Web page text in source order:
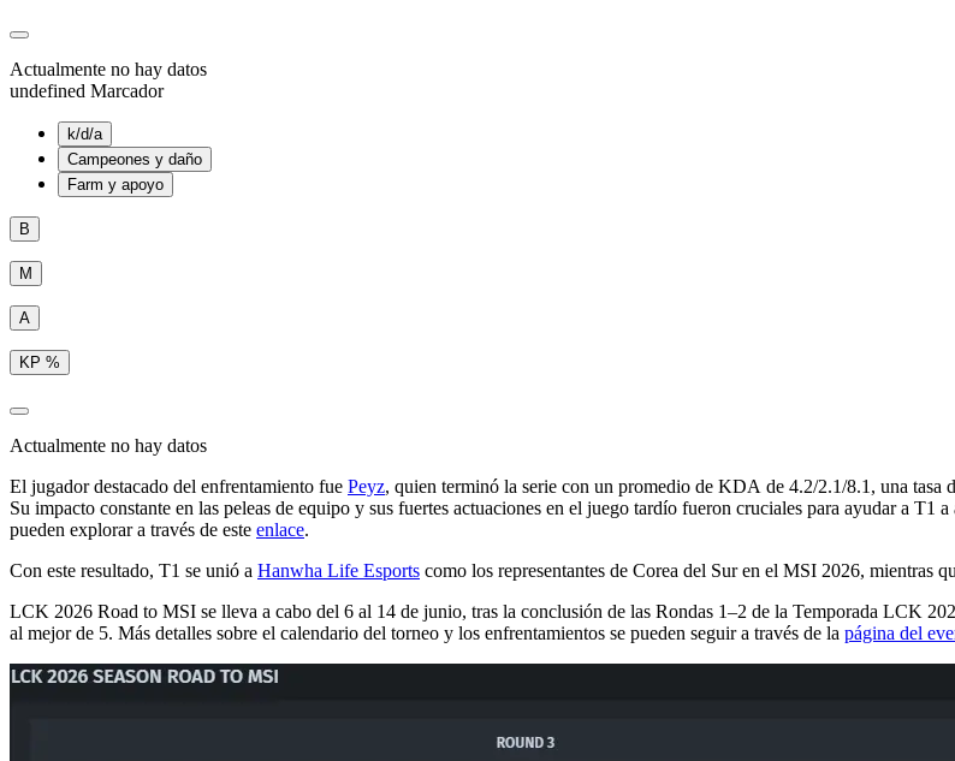
Actualmente no hay datos
undefined Marcador
k/d/a
Campeones y daño
Farm y apoyo
B
M
A
KP %
Actualmente no hay datos
El jugador destacado del enfrentamiento fue Peyz, quien terminó la serie con un promedio de KDA de 4.2/2.1/8.1, una
Su impacto constante en las peleas de equipo y sus fuertes actuaciones en el juego tardío fueron cruciales para ayudar a
pueden explorar a través de este enlace.
Con este resultado, T1 se unió a Hanwha Life Esports como los representantes de Corea del Sur en el MSI 2026, mientras
LCK 2026 Road to MSI se lleva a cabo del 6 al 14 de junio, tras la conclusión de las Rondas 1–2 de la Temporada LCK
al mejor de 5. Más detalles sobre el calendario del torneo y los enfrentamientos se pueden seguir a través de la página del